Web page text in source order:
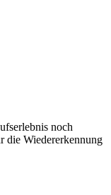
noch
die Wiedererkennung